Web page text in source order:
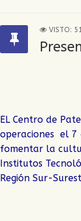
VISTO:
EL Centro de
operaciones el 7
fomentar la
Institutos
Región Sur-